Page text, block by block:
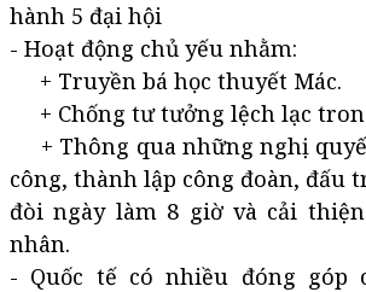
hành 5 đại hội
- Hoạt động chủ yếu nhằm:
+ Truyền bá học thuyết Mác.
+ Chống tư tưởng lệch lạc
+ Thông qua những nghị
công, thành lập công đoàn, đấu
đòi ngày làm 8 giờ và cải
nhân.
- Quốc tế có nhiều đóng góp